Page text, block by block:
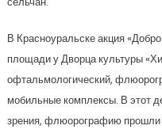
В Красноуральске акция
площади у Дворца культуры
офтальмологический,
мобильные комплексы. В этот
зрения, флюорографию